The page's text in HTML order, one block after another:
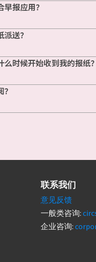
报应用？
送？
么时候开始收到我的报纸？
联系我们
意见反馈
一般类咨询:
企业咨询: